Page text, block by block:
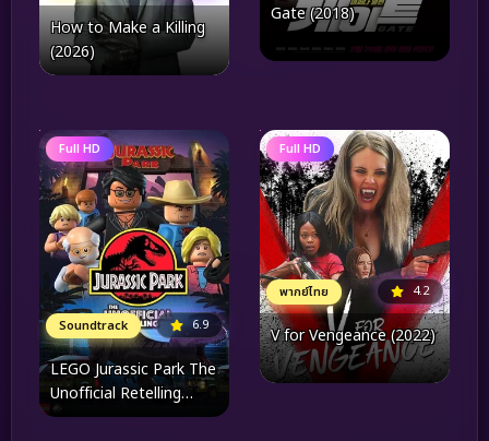
How to Make a Killing
(2026)
Gate (2018)
Full HD
Soundtrack 6.9
LEGO Jurassic Park The
Unofficial Retelling
(2023)
Full HD
พากย์ไทย 4.2
V for Vengeance (2022)